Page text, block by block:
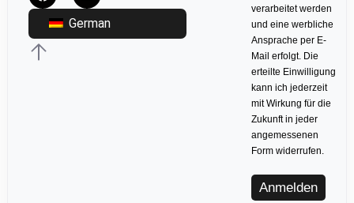
German
verarbeitet werden
und eine werbliche
Ansprache per E-
Mail erfolgt. Die
erteilte Einwilligung
kann ich jederzeit
mit Wirkung für die
Zukunft in jeder
angemessenen
Form widerrufen.
Anmelden